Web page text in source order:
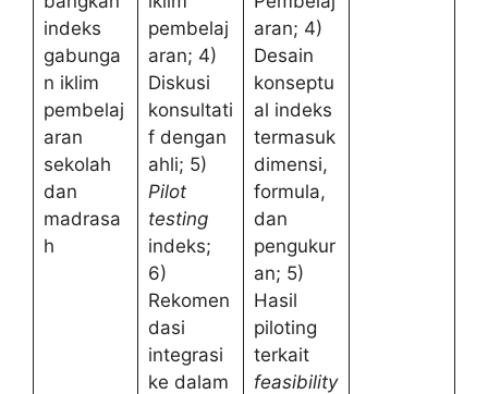
indeks
gabunga
n iklim
pembelaj
aran
sekolah
dan
madrasa
h
pembelaj
aran; 4)
Diskusi
konsultati
f dengan
ahli; 5)
Pilot
testing
indeks;
6)
Rekomen
dasi
integrasi
ke dalam
aran; 4)
Desain
konseptu
al indeks
termasuk
dimensi,
formula,
dan
pengukur
an; 5)
Hasil
piloting
terkait
feasibility